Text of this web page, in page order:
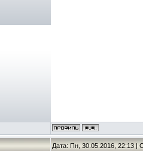
Дата: Пн, 30.05.2016, 22:13 |